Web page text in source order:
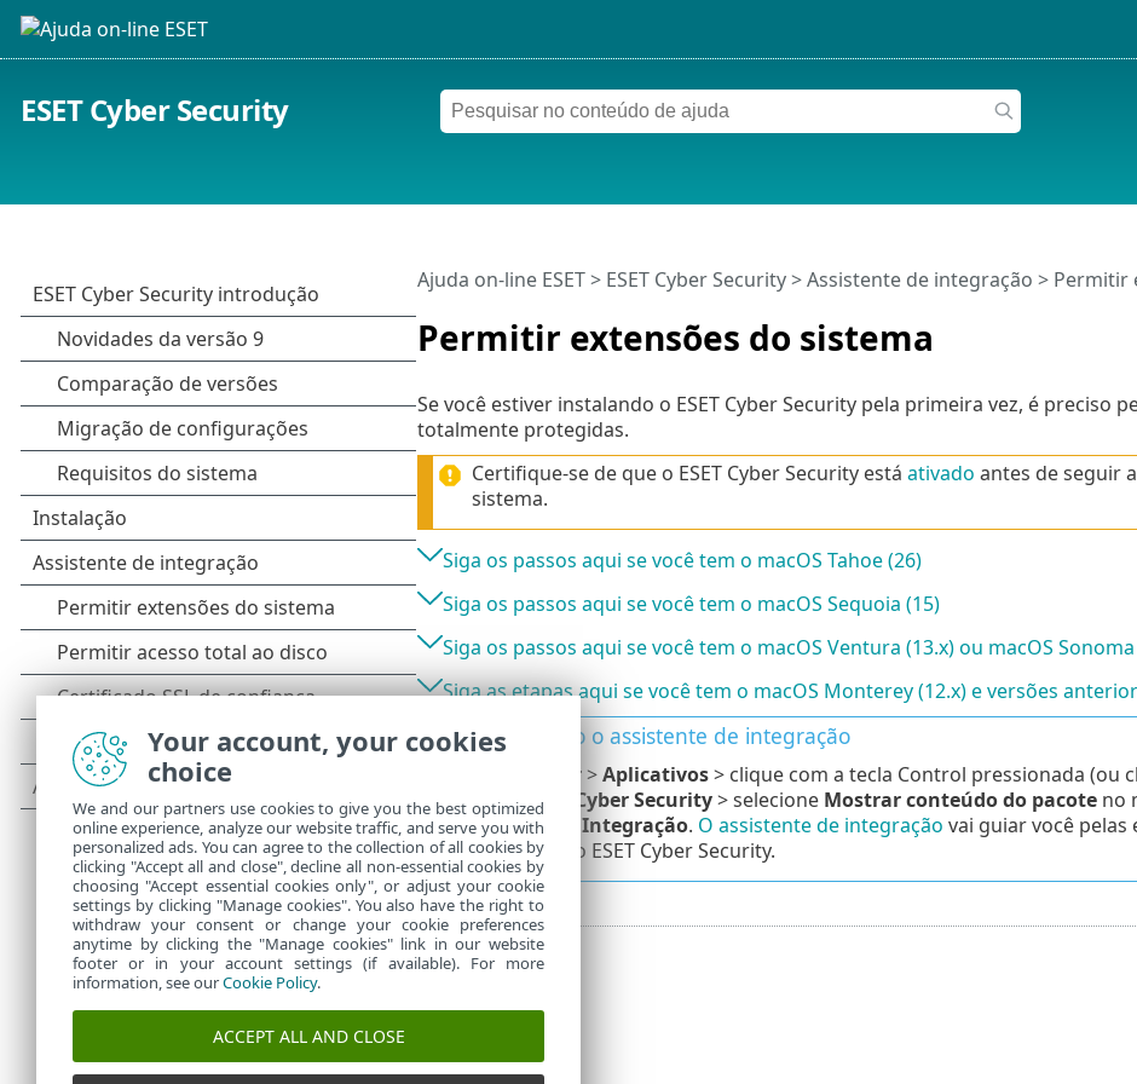
ESET Cyber Security
Permitir extensões do sistema
Ajuda on-line ESET> ESET Cyber Security>Assistente de integração > Permitir
Se você estiver instalando o ESET Cyber Security pela primeira vez, é preciso
totalmente protegidas.
Certifique-se de que o ESET Cyber Security está ativado antes de seguir
sistema.
Siga os passos aqui se você tem o macOS Tahoe (26)
Siga os passos aqui se você tem o macOS Sequoia (15)
Siga os passos aqui se você tem o macOS Ventura (13.x) ou macOS Sonoma
Siga as etapas aqui se você tem o macOS Monterey (12.x) e versões
Reiniciando o assistente de integração
Finder>Aplicativos> clique com a tecla Control pressionada (ou
íconeESET Cyber Security> selecione Mostrar conteúdo do pacoteno
oHelpers Integração. O assistente de integração vai guiar você
completa do ESET Cyber Security.
Your account, your cookies
choice
We and our partners use cookies to give you the best optimized
online experience, analyze our website traffic, and serve you with
personalized ads. You can agree to the collection of all cookies by
clicking "Accept all and close", decline all non-essential cookies by
choosing "Accept essential cookies only", or adjust your cookie
settings by clicking "Manage cookies". You also have the right to
withdraw your consent or change your cookie preferences
anytime by clicking the "Manage cookies" link in our website
footer or in your account settings (if available). For more
information, see ourCookie Policy.
ACCEPT ALL AND CLOSE